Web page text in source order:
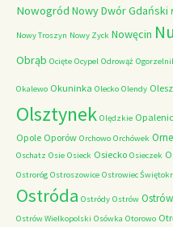
Nowogród Nowy Dwór Gdański
Nowy Troszyn Nowy Zyck Nowęcin
Obrąb Ocięte Ocypel Odrowąż
Okalewo Okuninka Olecko Olendy
Olsztynek Olędzkie
Opole Oporów Orchowo Orchówek
Oschatz Osie Osieck Osiecko Osieczek
Ostroróg Ostroszowice Ostrowiec
Ostróda Ostródy Ostrów
Ostrów Wielkopolski Osówka Otorowo